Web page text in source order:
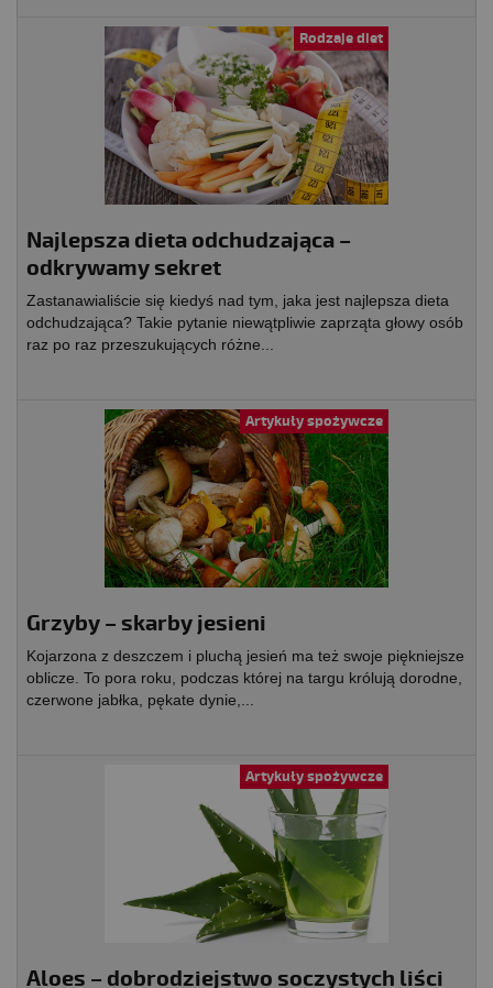
Rodzaje diet
Najlepsza dieta odchudzająca –
odkrywamy sekret
Zastanawialiście się kiedyś nad tym, jaka jest najlepsza dieta
odchudzająca? Takie pytanie niewątpliwie zaprząta głowy osób
raz po raz przeszukujących różne...
Artykuły spożywcze
Grzyby – skarby jesieni
Kojarzona z deszczem i pluchą jesień ma też swoje piękniejsze
oblicze. To pora roku, podczas której na targu królują dorodne,
czerwone jabłka, pękate dynie,...
Artykuły spożywcze
Aloes – dobrodziejstwo soczystych liści